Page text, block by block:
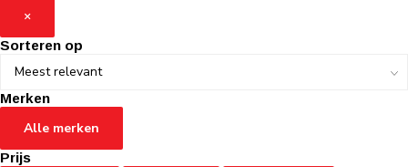
×
Sorteren op
Merken
Alle merken
Prijs